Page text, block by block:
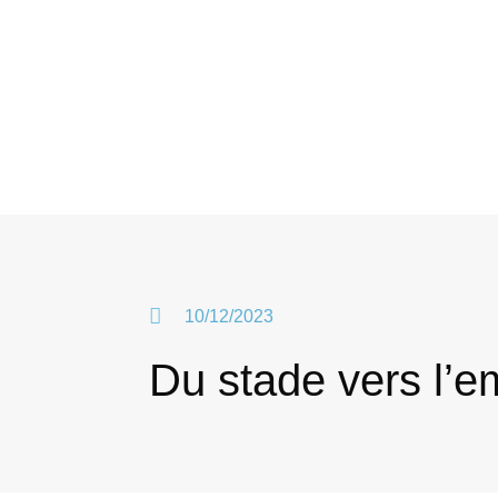
10/12/2023
Du stade vers